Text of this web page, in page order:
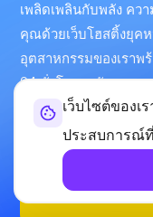
เว็บไซต์ของเ
ประสบการณ์
เพลิดเพลินกับพลัง คว
คุณด้วยเว็บโฮสติ้งยุค
อุตสาหกรรมของเรา
24 ชั่วโมงทุกวัน